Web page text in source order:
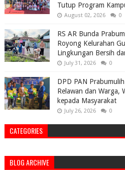
Tutup Program
August 02, 2026 0
RS AR Bunda
Royong Kelurahan
Lingkungan Bersih
July 31, 2026 0
DPD PAN
Relawan dan Warga,
kepada Masyarakat
July 26, 2026 0
CATEGORIES
BLOG ARCHIVE